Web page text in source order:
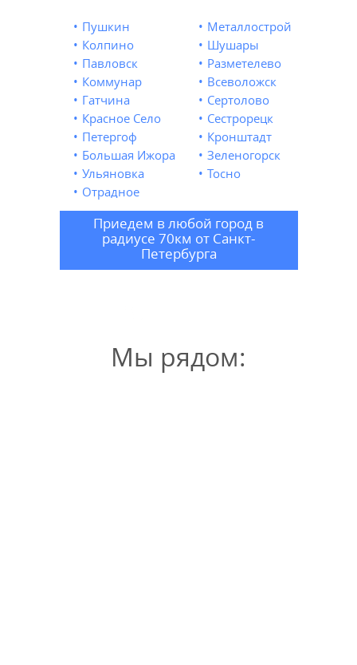
УЗНАТЬ СТОИМОСТЬ
РЕМОНТА
Выезд и диагностика
БЕСПЛАТНО *
* в случае ремонта
Пушкин
Колпино
Павловск
Коммунар
Гатчина
Красное Село
Петергоф
Большая Ижора
Ульяновка
Отрадное
Металлострой
Шушары
Разметелево
Всеволожск
Сертолово
Сестрорецк
Кронштадт
Зеленогорск
Тосно
Приедем в любой город в
радиусе 70км от Санкт-
Петербурга
Мы рядом: